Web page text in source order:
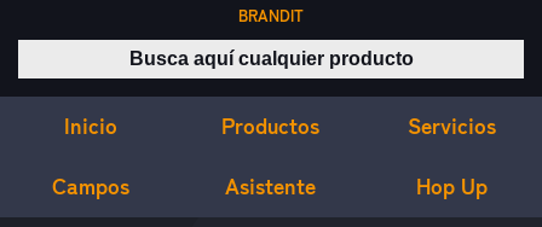
BRANDIT
Buscar productos
Inicio Productos Servicios
Campos Asistente Hop Up